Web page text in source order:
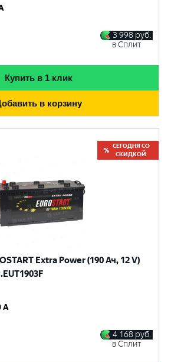
3 998 руб.
в Сплит
Купить в 1 клик
в корзину
СЕГОДНЯ СО
СКИДКОЙ
Extra Power (190 Ач, 12 V)
A
4 168 руб.
в Сплит